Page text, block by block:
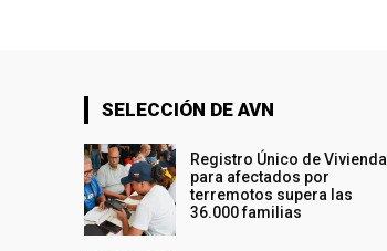
SELECCIÓN DE AVN
Registro Único de Vivienda
para afectados por
terremotos supera las
36.000 familias